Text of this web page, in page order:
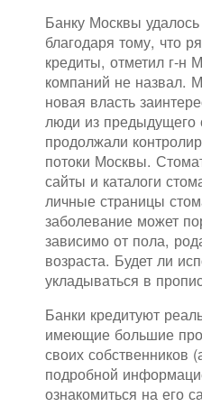
Банку Москвы
благодаря тому, что
кредиты, отметил г-н
компаний не назвал.
новая власть
люди из предыдущего
продолжали
потоки Москвы.
сайты и каталоги
личные страницы
заболевание может
зависимо от пола,
возраста. Будет ли
укладываться в
Банки кредитуют
имеющие большие
своих собственников
подробной
ознакомиться на его